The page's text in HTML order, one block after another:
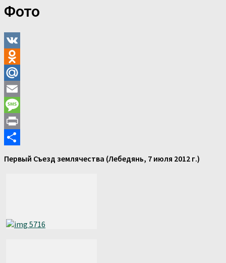
Фото
VK
Odnoklassniki
Mail.Ru
Email
Message
Print
Отправить
Первый Съезд землячества (Лебедянь, 7 июля 2012 г.)